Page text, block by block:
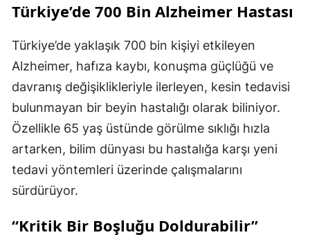
Türkiye’de 700 Bin Alzheimer Hastası
Türkiye’de yaklaşık 700 bin kişiyi etkileyen
Alzheimer, hafıza kaybı, konuşma güçlüğü ve
davranış değişiklikleriyle ilerleyen, kesin tedavisi
bulunmayan bir beyin hastalığı olarak biliniyor.
Özellikle 65 yaş üstünde görülme sıklığı hızla
artarken, bilim dünyası bu hastalığa karşı yeni
tedavi yöntemleri üzerinde çalışmalarını
sürdürüyor.
“Kritik Bir Boşluğu Doldurabilir”